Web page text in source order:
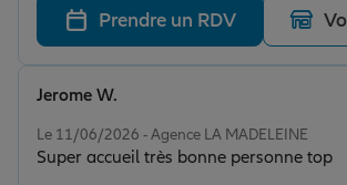
Prendre un RDV
Le 11/06/2026 - Agence LA MADELEINE
Super accueil très bonne personne top
Jerome W.